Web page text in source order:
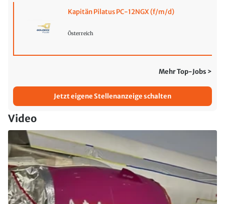
Kapitän Pilatus PC-12NGX (f/m/d)
Österreich
Mehr Top-Jobs >
Jetzt eigene Stellenanzeige schalten
Video